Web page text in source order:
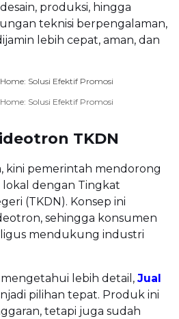
produksi, hingga
teknisi berpengalaman,
lebih cepat, aman, dan
Solusi Efektif Promosi
Solusi Efektif Promosi
TKDN
kini pemerintah mendorong
dengan Tingkat
(TKDN). Konsep ini
sehingga konsumen
mendukung industri
lebih detail, Jual
pilihan tepat. Produk ini
tetapi juga sudah